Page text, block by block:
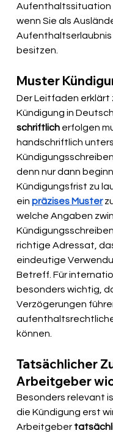
Aufenthaltssituation
wenn Sie als
besitzen.
Muster
Der Leitfaden erklärt
Kündigung in
schriftlich erfolgen
handschriftlich
denn nur dann
Kündigungsfrist zu
ein präzises Muster
welche Angaben
richtige Adressat,
eindeutige
Betreff. Für
besonders wichtig,
Verzögerungen
können.
Tatsächlicher
Arbeitgeber
Besonders relevant
die Kündigung erst
Arbeitgeber